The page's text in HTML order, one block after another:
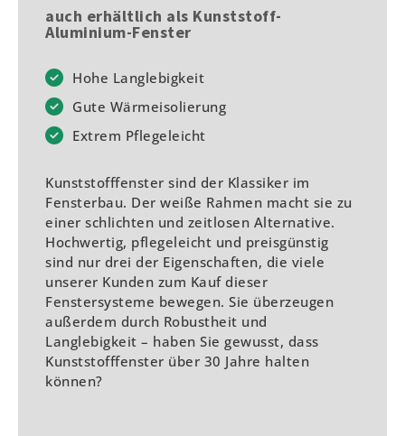
auch erhältlich als Kunststoff-
Aluminium-Fenster
Hohe Langlebigkeit
Gute Wärmeisolierung
Extrem Pflegeleicht
Kunststofffenster sind der Klassiker im
Fensterbau. Der weiße Rahmen macht sie zu
einer schlichten und zeitlosen Alternative.
Hochwertig, pflegeleicht und preisgünstig
sind nur drei der Eigenschaften, die viele
unserer Kunden zum Kauf dieser
Fenstersysteme bewegen. Sie überzeugen
außerdem durch Robustheit und
Langlebigkeit – haben Sie gewusst, dass
Kunststofffenster über 30 Jahre halten
können?